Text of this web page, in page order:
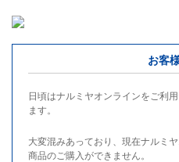
お客
日頃はナルミヤオンラインをご利
ます。
大変混みあっており、現在ナルミ
商品のご購入ができません。